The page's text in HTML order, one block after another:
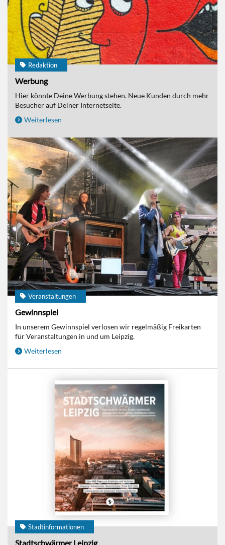
Redaktion
Werbung
Hier könnte Deine Werbung stehen. Neue Kunden durch mehr
Besucher auf Deiner Internetseite.
Weiterlesen
Veranstaltungen
Gewinnspiel
In unserem Gewinnspiel verlosen wir regelmäßig Freikarten
für Veranstaltungen in und um Leipzig.
Weiterlesen
Stadtinformationen
Stadtschwärmer Leipzig